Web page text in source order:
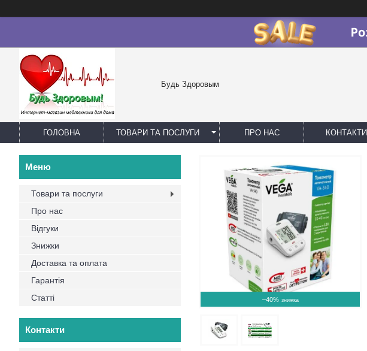
Будь Здоровым
ГОЛОВНА ТОВАРИ ТА ПОСЛУГИ ПРО НАС КОНТАКТИ
–40%
Товари та послуги
Про нас
Відгуки
Знижки
Доставка та оплата
Гарантія
Статті
Контакти